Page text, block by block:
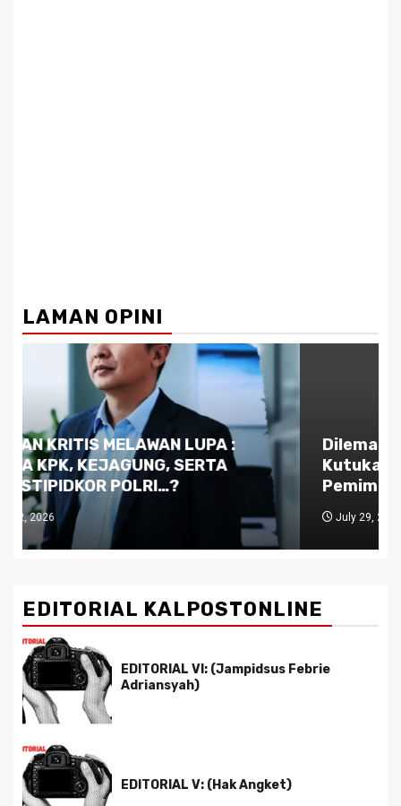
LAMAN OPINI
Dilema Kaltim di Tengah Krisis:
Kutukan Sumber Daya Alam dan
Pemimpin yang Tak Kreatif
July 29, 2026
EDITORIAL KALPOSTONLINE
EDITORIAL VI: (Jampidsus Febrie
Adriansyah)
EDITORIAL V: (Hak Angket)